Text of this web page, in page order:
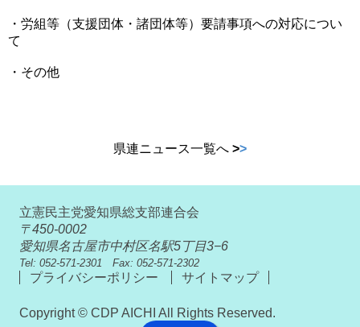
・労組等（支援団体・諸団体等）要請事項への対応につい
て
・その他
県連ニュース一覧へ >>
立憲民主党愛知県総支部連合会
〒450-0002
愛知県名古屋市中村区名駅5丁目3−6
Tel: 052-571-2301 Fax: 052-571-2302
プライバシーポリシー サイトマップ
Copyright © CDP AICHI All Rights Reserved.